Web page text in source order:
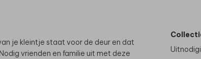
je kleintje staat voor de deur en dat
vrienden en familie uit met deze